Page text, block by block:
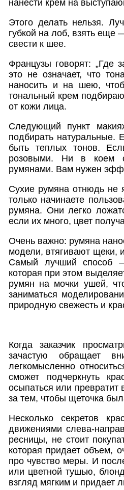
нанести крем на
Этого делать нельзя.
губкой на лоб, взять
свести к шее.
Французы говорят: „Где
это не означает, что
наносить и на шею,
тональный крем
от кожи лица.
Следующий пункт
подбирать натуральные.
быть теплых тонов.
розовыми. Ни в коем
румянами. Вам нужен
Сухие румяна отнюдь не
только начинаете
румяна. Они легко
если их много, цвет
Очень важно: румяна
модели, втягивают щеки,
Самый лучший способ
которая при этом
румян на мочки ушей,
заниматься
природную свежесть и
Когда заказчик
зачастую обращает
легкомысленно
сможет подчеркнуть
осыпаться или превратит
за тем, чтобы щеточка
Несколько секретов
движениями слева-
ресницы, не стоит
которая придает объем,
про чувство меры. И
или цветной тушью,
взгляд мягким и придает